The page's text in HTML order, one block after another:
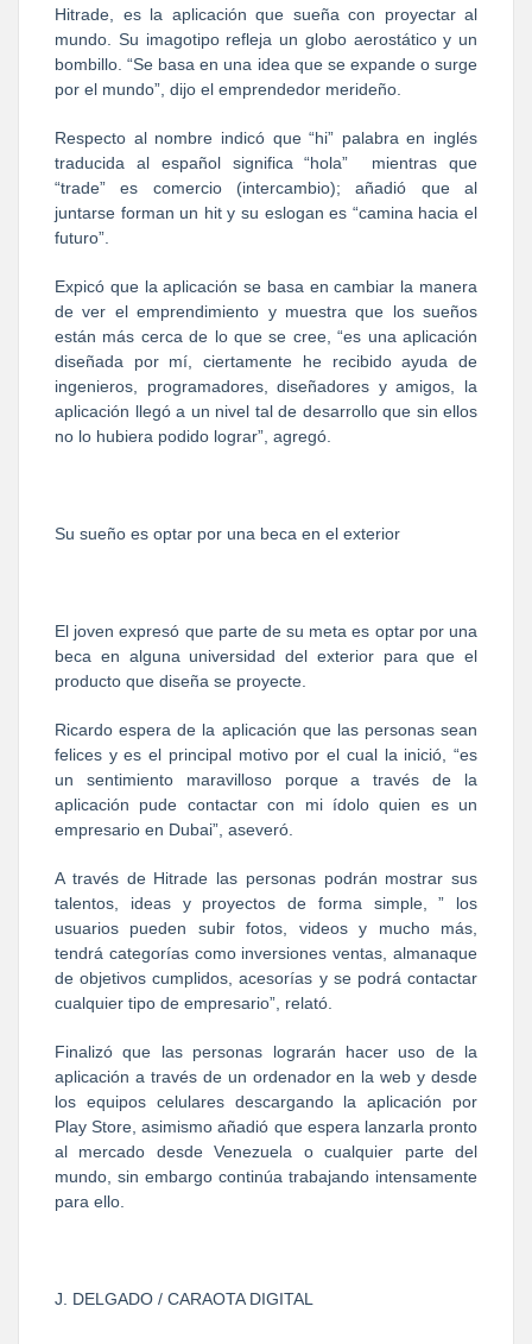
Hitrade, es la aplicación que sueña con proyectar al
mundo. Su imagotipo refleja un globo aerostático y un
bombillo. “Se basa en una idea que se expande o surge
por el mundo”, dijo el emprendedor merideño.
Respecto al nombre indicó que “hi” palabra en inglés
traducida al español significa “hola” mientras que
“trade” es comercio (intercambio); añadió que al
juntarse forman un hit y su eslogan es “camina hacia el
futuro”.
Expicó que la aplicación se basa en cambiar la manera
de ver el emprendimiento y muestra que los sueños
están más cerca de lo que se cree, “es una aplicación
diseñada por mí, ciertamente he recibido ayuda de
ingenieros, programadores, diseñadores y amigos, la
aplicación llegó a un nivel tal de desarrollo que sin ellos
no lo hubiera podido lograr”, agregó.
Su sueño es optar por una beca en el exterior
El joven expresó que parte de su meta es optar por una
beca en alguna universidad del exterior para que el
producto que diseña se proyecte.
Ricardo espera de la aplicación que las personas sean
felices y es el principal motivo por el cual la inició, “es
un sentimiento maravilloso porque a través de la
aplicación pude contactar con mi ídolo quien es un
empresario en Dubai”, aseveró.
A través de Hitrade las personas podrán mostrar sus
talentos, ideas y proyectos de forma simple, ” los
usuarios pueden subir fotos, videos y mucho más,
tendrá categorías como inversiones ventas, almanaque
de objetivos cumplidos, acesorías y se podrá contactar
cualquier tipo de empresario”, relató.
Finalizó que las personas lograrán hacer uso de la
aplicación a través de un ordenador en la web y desde
los equipos celulares descargando la aplicación por
Play Store, asimismo añadió que espera lanzarla pronto
al mercado desde Venezuela o cualquier parte del
mundo, sin embargo continúa trabajando intensamente
para ello.
J. DELGADO / CARAOTA DIGITAL